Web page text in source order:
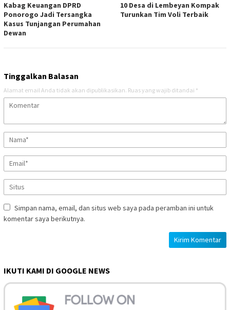
Kabag Keuangan DPRD
Ponorogo Jadi Tersangka
Kasus Tunjangan Perumahan
Dewan
10 Desa di Lembeyan Kompak
Turunkan Tim Voli Terbaik
Tinggalkan Balasan
Alamat email Anda tidak akan dipublikasikan. Ruas yang wajib ditandai *
Simpan nama, email, dan situs web saya pada peramban ini untuk
komentar saya berikutnya.
IKUTI KAMI DI GOOGLE NEWS